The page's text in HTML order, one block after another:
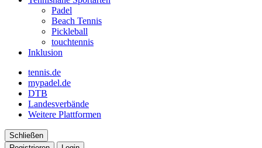
Padel
Beach Tennis
Pickleball
touchtennis
Inklusion
tennis.de
mypadel.de
DTB
Landesverbände
Weitere Plattformen
Schließen